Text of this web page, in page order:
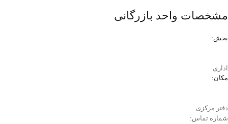
مشخصات واحد بازرگانی
بخش:
اداری
مکان:
دفتر مرکزی
شماره تماس: